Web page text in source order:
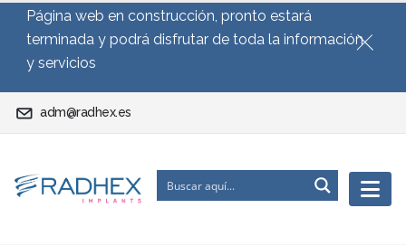
Página web en construcción, pronto estará
terminada y podrá disfrutar de toda la información
y servicios
adm@radhex.es